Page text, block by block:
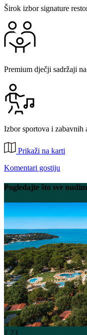
Širok izbor signature
Premium dječji sadržaji
Izbor sportova i zabavnih
Prikaži na karti
Komentari gostiju
Pogledajte što sve
1 23